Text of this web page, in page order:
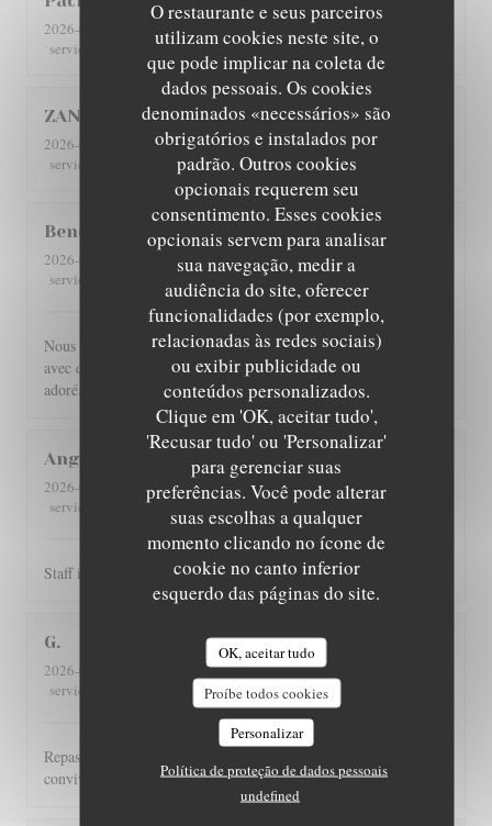
O restaurante e seus parceiros
utilizam cookies neste site, o
que pode implicar na coleta de
dados pessoais. Os cookies
denominados «necessários» são
obrigatórios e instalados por
padrão. Outros cookies
opcionais requerem seu
consentimento. Esses cookies
opcionais servem para analisar
sua navegação, medir a
audiência do site, oferecer
funcionalidades (por exemplo,
relacionadas às redes sociais)
ou exibir publicidade ou
conteúdos personalizados.
Clique em 'OK, aceitar tudo',
'Recusar tudo' ou 'Personalizar'
para gerenciar suas
preferências. Você pode alterar
suas escolhas a qualquer
momento clicando no ícone de
cookie no canto inferior
esquerdo das páginas do site.
OK, aceitar tudo
Proíbe todos cookies
Personalizar
Política de proteção de dados pessoais
undefined
2026-08-01
- 12:30 - guests 4
service
ambience:5/5 menu:5/5 quality_price:
ZAN
2026-07-29
- 19:00 - guests 2
service
ambience:5/5 menu:5/5 quality_price
Benoît
2026-07-30
- 21:00 - guests 4
service
:5/5 menu 5/5 quality_price
Nous avons été très bien reçu et servi, accueil très chaleureux,
avec des produits de bonne qualité, très bon restaurant. J'ai
adoré.
Angie
2026-07-31
- 12:00 - guests 2
service
ambience 4/5 menu 4/5 quality_price 4
Staff is really friendly and food is nicely served.
G
2026-07-29
- 12:00 - guests 4
service
/5 menu: 5/5 quality_price
Repas toujours aussi excellent qu'à l'accoutumée et service
convivial.